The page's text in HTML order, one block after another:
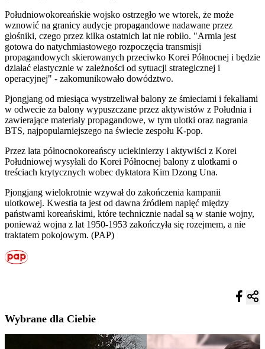
Południowokoreańskie wojsko ostrzegło we wtorek, że może
wznowić na granicy audycje propagandowe nadawane przez
głośniki, czego przez kilka ostatnich lat nie robiło. "Armia jest
gotowa do natychmiastowego rozpoczęcia transmisji
propagandowych skierowanych przeciwko Korei Północnej i będzie
działać elastycznie w zależności od sytuacji strategicznej i
operacyjnej" - zakomunikowało dowództwo.
Pjongjang od miesiąca wystrzeliwał balony ze śmieciami i fekaliami
w odwecie za balony wypuszczane przez aktywistów z Południa i
zawierające materiały propagandowe, w tym ulotki oraz nagrania
BTS, najpopularniejszego na świecie zespołu K-pop.
Przez lata północnokoreańscy uciekinierzy i aktywiści z Korei
Południowej wysyłali do Korei Północnej balony z ulotkami o
treściach krytycznych wobec dyktatora Kim Dzong Una.
Pjongjang wielokrotnie wzywał do zakończenia kampanii
ulotkowej. Kwestia ta jest od dawna źródłem napięć między
państwami koreańskimi, które technicznie nadal są w stanie wojny,
ponieważ wojna z lat 1950-1953 zakończyła się rozejmem, a nie
traktatem pokojowym. (PAP)
Wybrane dla Ciebie